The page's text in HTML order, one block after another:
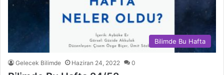
Bilimde Bu Hafta
Gelecek Bilimde Haziran 24, 2022 0